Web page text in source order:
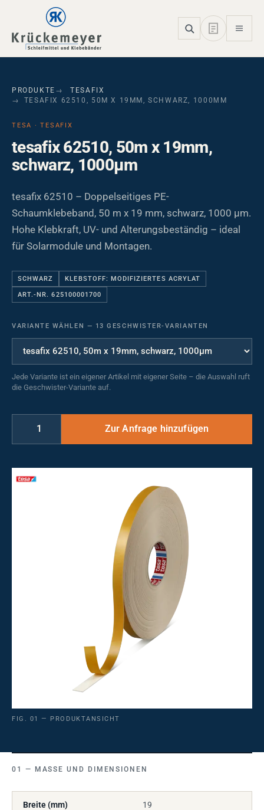
Skip to main navigation
Skip to main content
Skip to page footer
PRODUKTE
TESAFIX
TESAFIX 62510, 50M X 19MM, SCHWARZ, 1000ΜM
TESA · TESAFIX
tesafix 62510, 50m x 19mm,
schwarz, 1000µm
tesafix 62510 – Doppelseitiges PE-
Schaumklebeband, 50 m x 19 mm, schwarz, 1000 µm.
Hohe Klebkraft, UV- und Alterungsbeständig – ideal
für Solarmodule und Montagen.
SCHWARZ KLEBSTOFF: MODIFIZIERTES ACRYLAT
ART.-NR. 625100001700
VARIANTE WÄHLEN — 13 GESCHWISTER-VARIANTEN
Jede Variante ist ein eigener Artikel mit eigener Seite – die Auswahl ruft
die Geschwister-Variante auf.
FIG. 01 — PRODUKTANSICHT
MASSE UND DIMENSIONEN
Breite (mm) 19